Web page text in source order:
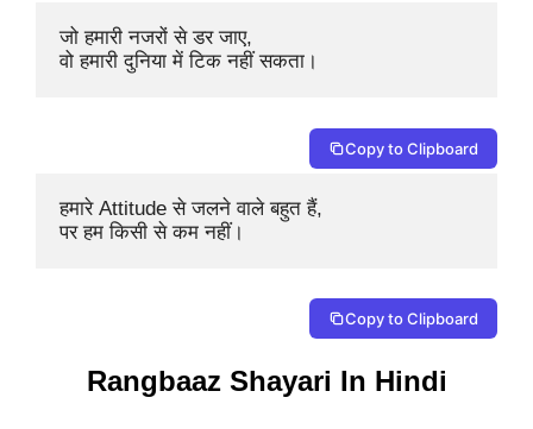
जो हमारी नजरों से डर जाए,
वो हमारी दुनिया में टिक नहीं सकता।
Copy to Clipboard
हमारे Attitude से जलने वाले बहुत हैं,
पर हम किसी से कम नहीं।
Copy to Clipboard
Rangbaaz Shayari In Hindi